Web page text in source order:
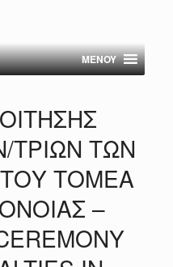
MENOY
ΤΩΝ
ΤΟΥ ΤΟΜΕΑ
–